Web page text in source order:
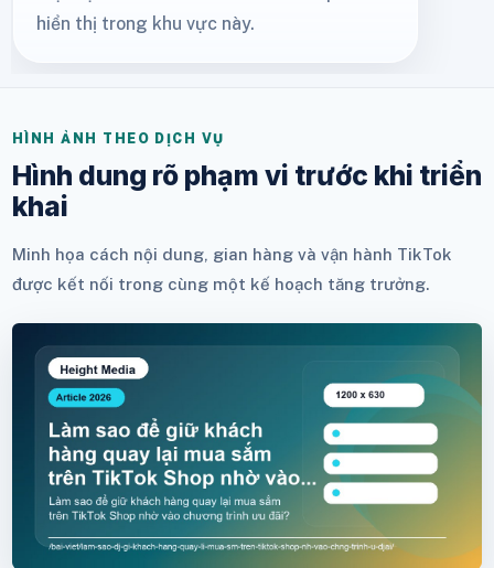
hiển thị trong khu vực này.
HÌNH ẢNH THEO DỊCH VỤ
Hình dung rõ phạm vi trước khi triển
khai
Minh họa cách nội dung, gian hàng và vận hành TikTok
được kết nối trong cùng một kế hoạch tăng trưởng.